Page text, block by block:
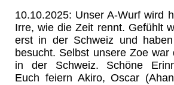
10.10.2025: Unser A-Wurf wird
Irre, wie die Zeit rennt. Gefühlt
erst in der Schweiz und
besucht. Selbst unsere Zoe
in der Schweiz. Schöne
Euch feiern Akiro, Oscar